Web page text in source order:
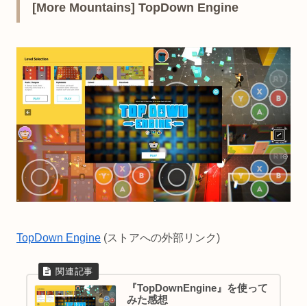
[More Mountains] TopDown Engine
TopDown Engine (ストアへの外部リンク)
『TopDownEngine』を使って
みた感想